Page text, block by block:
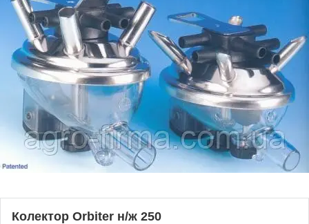
Колектор Orbiter н/ж 250